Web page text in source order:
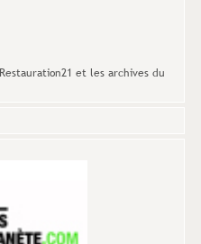
et les archives du